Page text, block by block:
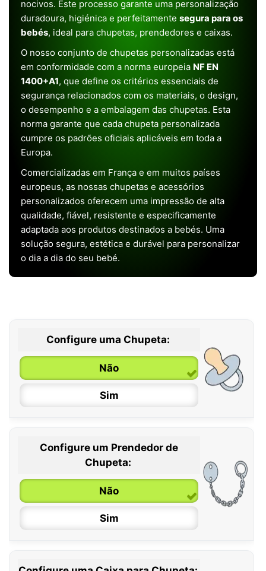
nocivos. Este processo garante uma personalização
duradoura, higiénica e perfeitamente segura para os
bebés, ideal para chupetas, prendedores e caixas.
O nosso conjunto de chupetas personalizadas está
em conformidade com a norma europeia NF EN
1400+A1, que define os critérios essenciais de
segurança relacionados com os materiais, o design,
o desempenho e a embalagem das chupetas. Esta
norma garante que cada chupeta personalizada
cumpre os padrões oficiais aplicáveis em toda a
Europa.
Comercializadas em França e em muitos países
europeus, as nossas chupetas e acessórios
personalizados oferecem uma impressão de alta
qualidade, fiável, resistente e especificamente
adaptada aos produtos destinados a bebés. Uma
solução segura, estética e durável para personalizar
o dia a dia do seu bebé.
Configure uma Chupeta:
Não
Sim
0 / 6 meses
6 / 36 meses
Configure um Prendedor de
Chupeta:
Não
Sim